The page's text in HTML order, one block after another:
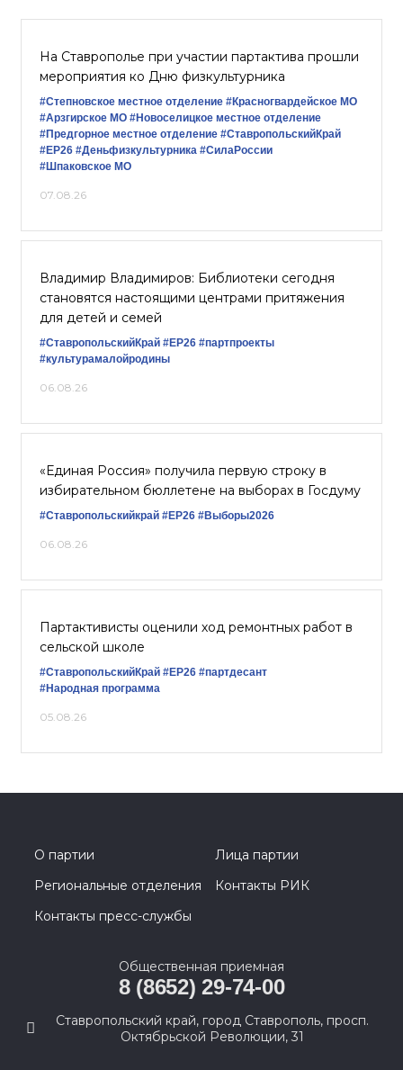
На Ставрополье при участии партактива прошли
мероприятия ко Дню физкультурника
#Степновское местное отделение #Красногвардейское МО
#Арзгирское МО #Новоселицкое местное отделение
#Предгорное местное отделение #СтавропольскийКрай
#ЕР26 #Деньфизкультурника #СилаРоссии
#Шпаковское МО
07.08.26
Владимир Владимиров: Библиотеки сегодня
становятся настоящими центрами притяжения
для детей и семей
#СтавропольскийКрай #ЕР26 #партпроекты
#культурамалойродины
06.08.26
«Единая Россия» получила первую строку в
избирательном бюллетене на выборах в Госдуму
#Ставропольскийкрай #ЕР26 #Выборы2026
06.08.26
Партактивисты оценили ход ремонтных работ в
сельской школе
#СтавропольскийКрай #ЕР26 #партдесант
#Народная программа
05.08.26
О партии
Лица партии
Региональные отделения
Контакты РИК
Контакты пресс-службы
Общественная приемная
8 (8652) 29-74-00
Ставропольский край, город Ставрополь, просп.
Октябрьской Революции, 31